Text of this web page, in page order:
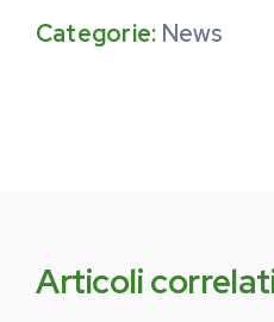
Categorie: News
Articoli